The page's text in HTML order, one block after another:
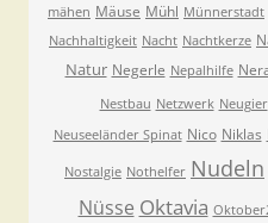
mähen Mäuse Mühl Münnerstadt
Nachhaltigkeit Nacht Nachtkerze
Natur Negerle Nepalhilfe
Nestbau Netzwerk Neugier
Neuseeländer Spinat Nico Niklas
Nostalgie Nothelfer Nudeln
Nüsse Oktavia